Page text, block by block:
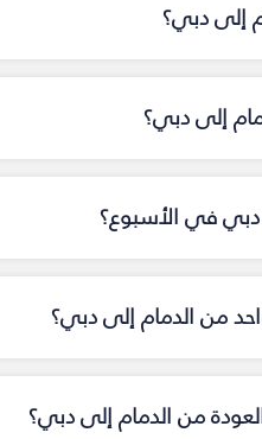
إلى دبي؟
إلى دبي؟
دبي في الأسبوع؟
من الدمام إلى دبي؟
من الدمام إلى دبي؟